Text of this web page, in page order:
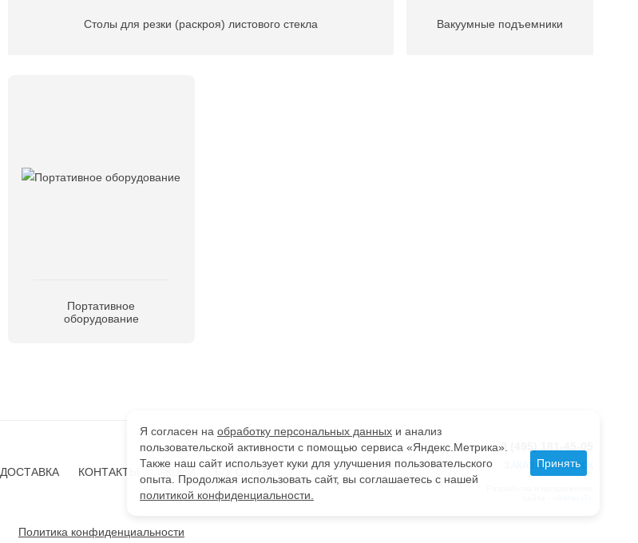
Столы для резки (раскроя) листового стекла Вакуумные подъемники
Портативное
оборудование
ДОСТАВКА КОНТАКТЫ АКЦИИ Б/У СТАНКИ
8 (495) 181-45-05
ЗАКАЗАТЬ ЗВОНОК
Мы
в
ВконтактеTelegram
Политика конфиденциальности
Я согласен на обработку персональных данных и анализ
пользовательской активности с помощью сервиса «Яндекс.Метрика».
Также наш сайт использует куки для улучшения пользовательского
опыта. Продолжая использовать сайт, вы соглашаетесь с нашей
политикой конфиденциальности.
Принять